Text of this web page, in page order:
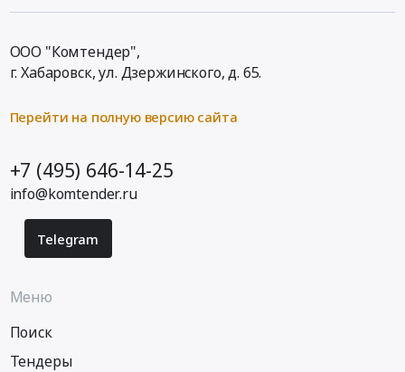
ООО "Комтендер",
г. Хабаровск,ул. Дзержинского, д. 65.
Перейти на полную версию сайта
+7 (495) 646-14-25
info@komtender.ru
Telegram
Меню
Поиск
Тендеры